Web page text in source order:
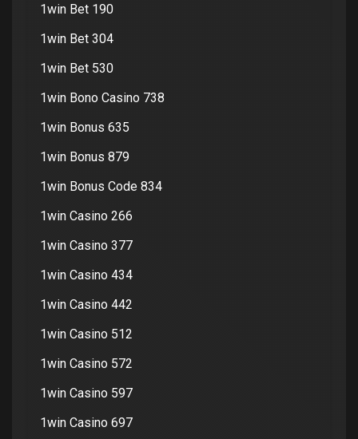
1win Bet 190
1win Bet 304
1win Bet 530
1win Bono Casino 738
1win Bonus 635
1win Bonus 879
1win Bonus Code 834
1win Casino 266
1win Casino 377
1win Casino 434
1win Casino 442
1win Casino 512
1win Casino 572
1win Casino 597
1win Casino 697